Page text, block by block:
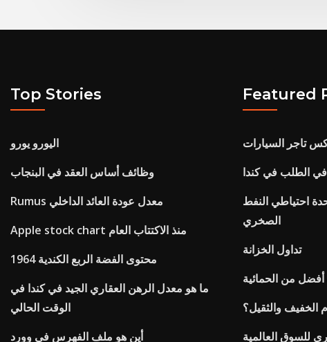
Top Stories
اليورو يورو
وظائف أساس العقد في البنجاب
Rumus معدل عودة العائد الداخلي
Apple stock chart منذ الاكتتاب العام
1964 محتوى الفضة الربع الكندية
ما هو معدل الرهن العقاري الجيد في كندا في
الوقت الحالي
أين هو ملف الفهرس في وورد
Featured
تاجر السيارات
في الطلب في كندا
احتياطي النفط
الصخري
تداول الخزانة
أفضل من الحمائية
الخفيف والثقيل؟
للسوق العالمية